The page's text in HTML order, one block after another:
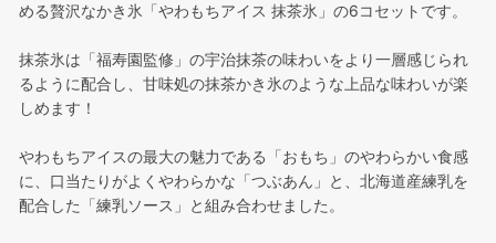
める贅沢なかき氷「やわもちアイス 抹茶氷」の6コセットです。
抹茶氷は「福寿園監修」の宇治抹茶の味わいをより一層感じられ
るように配合し、甘味処の抹茶かき氷のような上品な味わいが楽
しめます！
やわもちアイスの最大の魅力である「おもち」のやわらかい食感
に、口当たりがよくやわらかな「つぶあん」と、北海道産練乳を
配合した「練乳ソース」と組み合わせました。